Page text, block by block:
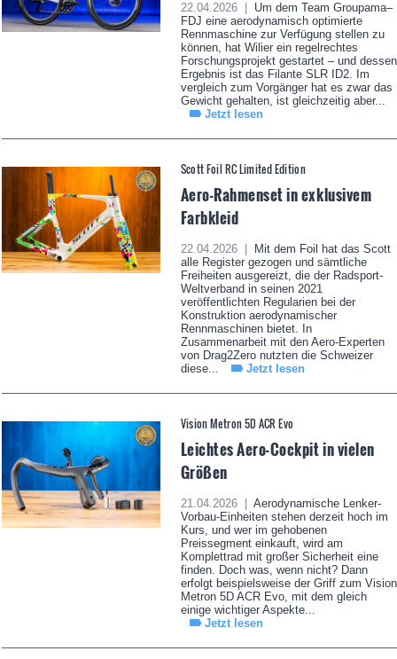
22.04.2026 |
Um dem Team Groupama–
FDJ eine aerodynamisch optimierte
Rennmaschine zur Verfügung stellen zu
können, hat Wilier ein regelrechtes
Forschungsprojekt gestartet – und dessen
Ergebnis ist das Filante SLR ID2. Im
vergleich zum Vorgänger hat es zwar das
Gewicht gehalten, ist gleichzeitig aber...
Jetzt lesen
Scott Foil RC Limited Edition
Aero-Rahmenset in exklusivem
Farbkleid
22.04.2026 |
Mit dem Foil hat das Scott
alle Register gezogen und sämtliche
Freiheiten ausgereizt, die der Radsport-
Weltverband in seinen 2021
veröffentlichten Regularien bei der
Konstruktion aerodynamischer
Rennmaschinen bietet. In
Zusammenarbeit mit den Aero-Experten
von Drag2Zero nutzten die Schweizer
diese...
Jetzt lesen
Vision Metron 5D ACR Evo
Leichtes Aero-Cockpit in vielen
Größen
21.04.2026 |
Aerodynamische Lenker-
Vorbau-Einheiten stehen derzeit hoch im
Kurs, und wer im gehobenen
Preissegment einkauft, wird am
Komplettrad mit großer Sicherheit eine
finden. Doch was, wenn nicht? Dann
erfolgt beispielsweise der Griff zum Vision
Metron 5D ACR Evo, mit dem gleich
einige wichtiger Aspekte...
Jetzt lesen